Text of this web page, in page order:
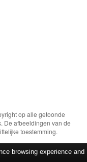
op alle getoonde
De afbeeldingen van de
toestemming.
browsing experience and